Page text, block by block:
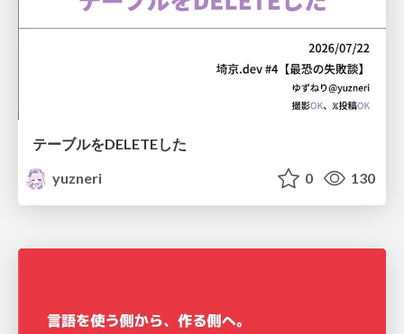
テーブルをDELETEした
yuzneri
0 130